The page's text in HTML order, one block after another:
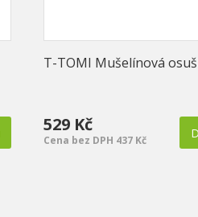
T-TOMI Mušelínová
529 Kč
Cena bez DPH 437 Kč